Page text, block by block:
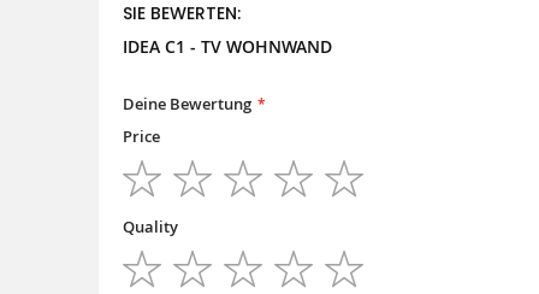
SIE BEWERTEN:
IDEA C1 - TV WOHNWAND
Deine Bewertung
Price
star
stars
stars
stars
stars
Quality